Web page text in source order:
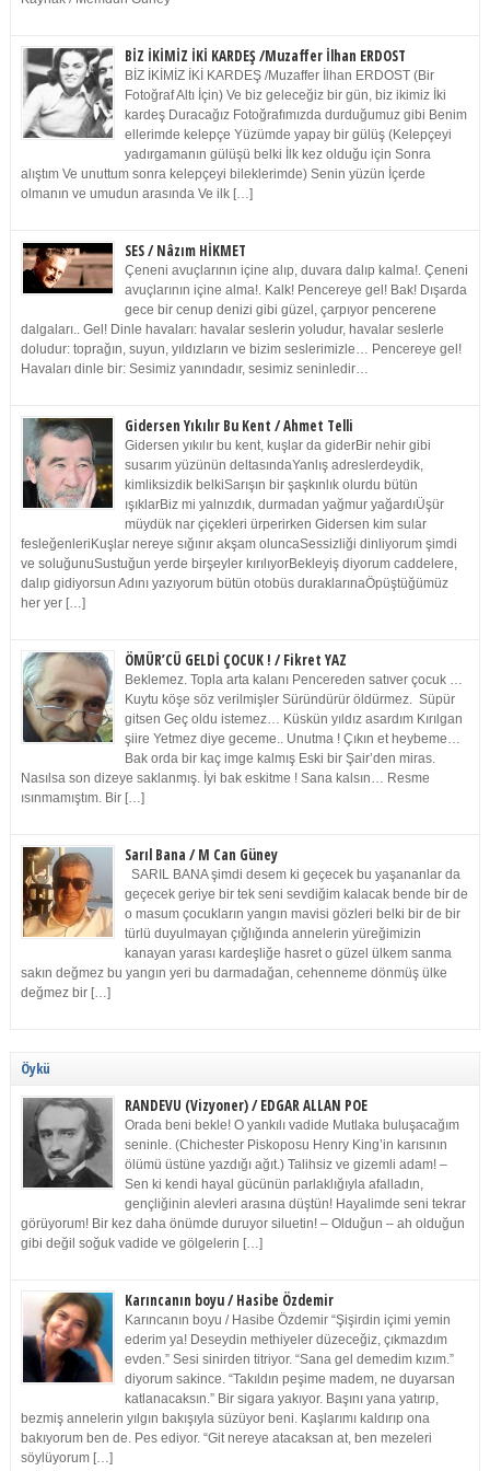
BİZ İKİMİZ İKİ KARDEŞ /Muzaffer İlhan ERDOST
BİZ İKİMİZ İKİ KARDEŞ /Muzaffer İlhan ERDOST (Bir
Fotoğraf Altı İçin) Ve biz geleceğiz bir gün, biz ikimiz İki
kardeş Duracağız Fotoğrafımızda durduğumuz gibi Benim
ellerimde kelepçe Yüzümde yapay bir gülüş (Kelepçeyi
yadırgamanın gülüşü belki İlk kez olduğu için Sonra
alıştım Ve unuttum sonra kelepçeyi bileklerimde) Senin yüzün İçerde
olmanın ve umudun arasında Ve ilk […]
SES / Nâzım HİKMET
Çeneni avuçlarının içine alıp, duvara dalıp kalma!. Çeneni
avuçlarının içine alma!. Kalk! Pencereye gel! Bak! Dışarda
gece bir cenup denizi gibi güzel, çarpıyor pencerene
dalgaları.. Gel! Dinle havaları: havalar seslerin yoludur, havalar seslerle
doludur: toprağın, suyun, yıldızların ve bizim seslerimizle… Pencereye gel!
Havaları dinle bir: Sesimiz yanındadır, sesimiz seninledir…
Gidersen Yıkılır Bu Kent / Ahmet Telli
Gidersen yıkılır bu kent, kuşlar da giderBir nehir gibi
susarım yüzünün deltasındaYanlış adreslerdeydik,
kimliksizdik belkiSarışın bir şaşkınlık olurdu bütün
ışıklarBiz mi yalnızdık, durmadan yağmur yağardıÜşür
müydük nar çiçekleri ürperirken Gidersen kim sular
fesleğenleriKuşlar nereye sığınır akşam oluncaSessizliği dinliyorum şimdi
ve soluğunuSustuğun yerde birşeyler kırılıyorBekleyiş diyorum caddelere,
dalıp gidiyorsun Adını yazıyorum bütün otobüs duraklarınaÖpüştüğümüz
her yer […]
ÖMÜR’CÜ GELDİ ÇOCUK ! / Fikret YAZ
Beklemez. Topla arta kalanı Pencereden satıver çocuk …
Kuytu köşe söz verilmişler Süründürür öldürmez. Süpür
gitsen Geç oldu istemez… Küskün yıldız asardım Kırılgan
şiire Yetmez diye geceme.. Unutma ! Çıkın et heybeme…
Bak orda bir kaç imge kalmış Eski bir Şair’den miras.
Nasılsa son dizeye saklanmış. İyi bak eskitme ! Sana kalsın… Resme
ısınmamıştım. Bir […]
Sarıl Bana / M Can Güney
SARIL BANA şimdi desem ki geçecek bu yaşananlar da
geçecek geriye bir tek seni sevdiğim kalacak bende bir de
o masum çocukların yangın mavisi gözleri belki bir de bir
türlü duyulmayan çığlığında annelerin yüreğimizin
kanayan yarası kardeşliğe hasret o güzel ülkem sanma
sakın değmez bu yangın yeri bu darmadağan, cehenneme dönmüş ülke
değmez bir […]
Öykü
RANDEVU (Vizyoner) / EDGAR ALLAN POE
Orada beni bekle! O yankılı vadide Mutlaka buluşacağım
seninle. (Chichester Piskoposu Henry King’in karısının
ölümü üstüne yazdığı ağıt.) Talihsiz ve gizemli adam! –
Sen ki kendi hayal gücünün parlaklığıyla afalladın,
gençliğinin alevleri arasına düştün! Hayalimde seni tekrar
görüyorum! Bir kez daha önümde duruyor siluetin! – Olduğun – ah olduğun
gibi değil soğuk vadide ve gölgelerin […]
Karıncanın boyu / Hasibe Özdemir
Karıncanın boyu / Hasibe Özdemir “Şişirdin içimi yemin
ederim ya! Deseydin methiyeler düzeceğiz, çıkmazdım
evden.” Sesi sinirden titriyor. “Sana gel demedim kızım.”
diyorum sakince. “Takıldın peşime madem, ne duyarsan
katlanacaksın.” Bir sigara yakıyor. Başını yana yatırıp,
bezmiş annelerin yılgın bakışıyla süzüyor beni. Kaşlarımı kaldırıp ona
bakıyorum ben de. Pes ediyor. “Git nereye atacaksan at, ben mezeleri
söylüyorum […]